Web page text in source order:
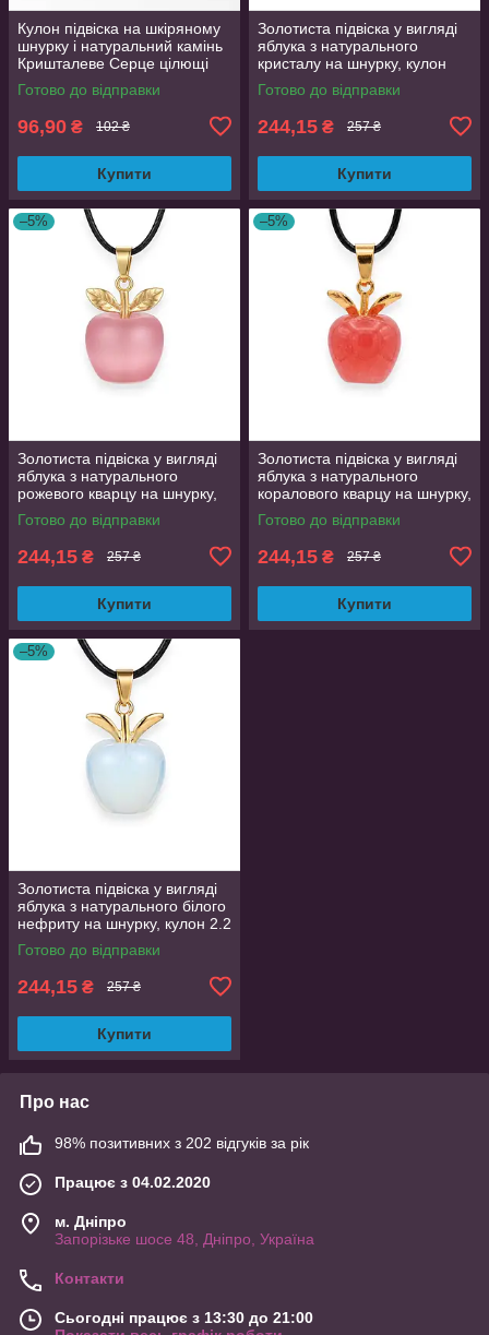
Кулон підвіска на шкіряному
шнурку і натуральний камінь
Кришталеве Серце цілющі
камені St-0110
Готово до відправки
96,90 ₴ 102 ₴
Купити
Золотиста підвіска у вигляді
яблука з натурального
кристалу на шнурку, кулон
2.2 см
Готово до відправки
244,15 ₴ 257 ₴
Купити
–5%
Золотиста підвіска у вигляді
яблука з натурального
рожевого кварцу на шнурку,
кулон 2.2 см
Готово до відправки
244,15 ₴ 257 ₴
Купити
–5%
Золотиста підвіска у вигляді
яблука з натурального
коралового кварцу на шнурку,
кулон 2.2 см
Готово до відправки
244,15 ₴ 257 ₴
Купити
–5%
Золотиста підвіска у вигляді
яблука з натурального білого
нефриту на шнурку, кулон 2.2
см
Готово до відправки
244,15 ₴ 257 ₴
Купити
Про нас
98% позитивних з 202 відгуків за рік
Працює з 04.02.2020
м. Дніпро
Запорізьке шосе 48, Дніпро, Україна
Контакти
Сьогодні працює з 13:30 до 21:00